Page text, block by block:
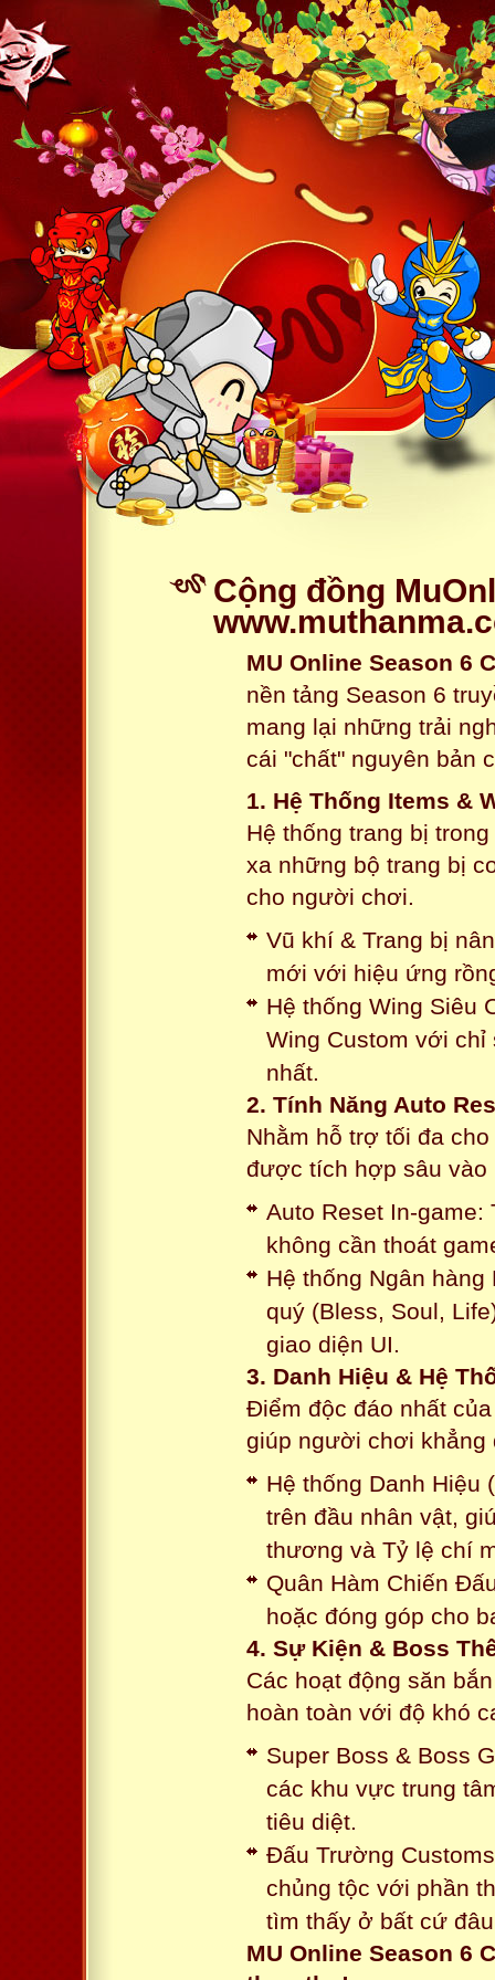
Cộng đồng
MU Online Season 6
nền tảng Season 6
mang lại những trải
cái "chất" nguyên bản
1. Hệ Thống Items &
Hệ thống trang bị
xa những bộ trang bị
cho người chơi.
Vũ khí & Trang bị
mới với hiệu ứng
Hệ thống Wing Siêu
Wing Custom với
nhất.
2. Tính Năng Auto
Nhằm hỗ trợ tối đa
được tích hợp sâu vào
Auto Reset In-game:
không cần thoát
Hệ thống Ngân
quý (Bless, Soul,
giao diện UI.
3. Danh Hiệu & Hệ
Điểm độc đáo nhất
giúp người chơi khẳng
Hệ thống Danh Hiệu
trên đầu nhân vật,
thương và Tỷ lệ chí
Quân Hàm Chiến
hoặc đóng góp cho
4. Sự Kiện & Boss
Các hoạt động săn
hoàn toàn với độ khó
Super Boss & Boss
các khu vực trung
tiêu diệt.
Đấu Trường
chủng tộc với phần
tìm thấy ở bất cứ
MU Online Season 6